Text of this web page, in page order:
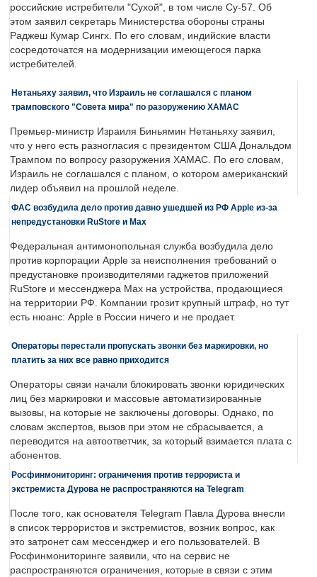
российские истребители "Сухой", в том числе Су-57. Об
этом заявил секретарь Министерства обороны страны
Раджеш Кумар Сингх. По его словам, индийские власти
сосредоточатся на модернизации имеющегося парка
истребителей.
Нетаньяху заявил, что Израиль не соглашался с планом
трамповского "Совета мира" по разоружению ХАМАС
Премьер-министр Израиля Биньямин Нетаньяху заявил,
что у него есть разногласия с президентом США Дональдом
Трампом по вопросу разоружения ХАМАС. По его словам,
Израиль не соглашался с планом, о котором американский
лидер объявил на прошлой неделе.
ФАС возбудила дело против давно ушедшей из РФ Apple из-за
непредустановки RuStore и Max
Федеральная антимонопольная служба возбудила дело
против корпорации Apple за неисполнения требований о
предустановке производителями гаджетов приложений
RuStore и мессенджера Max на устройства, продающиеся
на территории РФ. Компании грозит крупный штраф, но тут
есть нюанс: Apple в России ничего и не продает.
Операторы перестали пропускать звонки без маркировки, но
платить за них все равно приходится
Операторы связи начали блокировать звонки юридических
лиц без маркировки и массовые автоматизированные
вызовы, на которые не заключены договоры. Однако, по
словам экспертов, вызов при этом не сбрасывается, а
переводится на автоответчик, за который взимается плата с
абонентов.
Росфинмониторинг: ограничения против террориста и
экстремиста Дурова не распространяются на Telegram
После того, как основателя Telegram Павла Дурова внесли
в список террористов и экстремистов, возник вопрос, как
это затронет сам мессенджер и его пользователей. В
Росфинмониторинге заявили, что на сервис не
распространяются ограничения, которые в связи с этим